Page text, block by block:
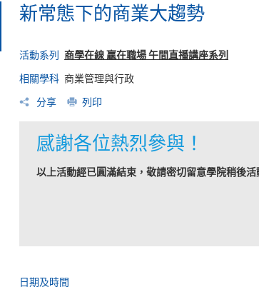
新常態下的商業大趨勢
活動系列 商學在線 贏在職場 午間直播講座系列
相關學科 商業管理與行政
分享 列印
感謝各位熱烈參與！
以上活動經已圓滿結束，敬請密切留意學院稍後活
日期及時間